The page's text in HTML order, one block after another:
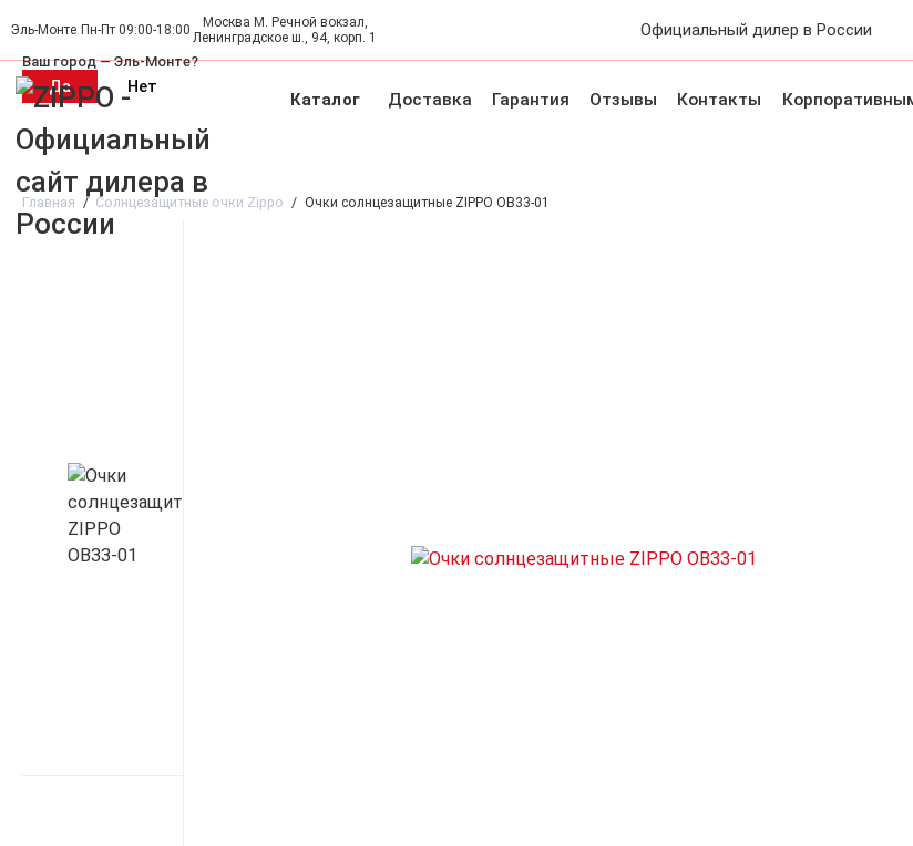
Эль-Монте
Ваш город —Эль-Монте?
Пн-Пт 09:00-18:00
Москва М. Речной вокзал,
Ленинградское ш., 94, корп. 1
Официальный дилер в России
Каталог Доставка Гарантия Отзывы Контакты
Новинки 🔥
Главная Солнцезащитные очки Zippo Очки солнцезащитные ZIPPO OB33-01